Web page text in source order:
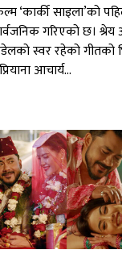
‘कार्की साइला’को
गरिएको छ। श्रेय
स्वर रहेको गीतको
आचार्य...